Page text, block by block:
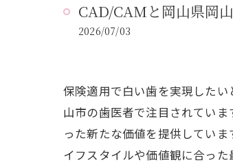
CAD/CAMと岡山県岡
2026/07/03
保険適用で白い歯を実現した
山市の歯医者で注目されてい
った新たな価値を提供してい
イフスタイルや価値観に合った